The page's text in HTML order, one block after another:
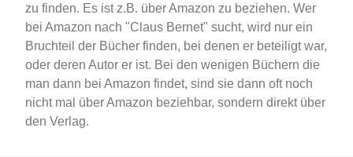
zu finden. Es ist z.B. über Amazon zu beziehen. Wer
bei Amazon nach "Claus Bernet" sucht, wird nur ein
Bruchteil der Bücher finden, bei denen er beteiligt war,
oder deren Autor er ist. Bei den wenigen Büchern die
man dann bei Amazon findet, sind sie dann oft noch
nicht mal über Amazon beziehbar, sondern direkt über
den Verlag.